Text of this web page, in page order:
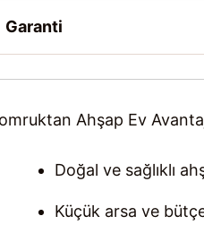
Garanti
Ahşap Ev
Doğal ve sağlıklı
Küçük arsa ve